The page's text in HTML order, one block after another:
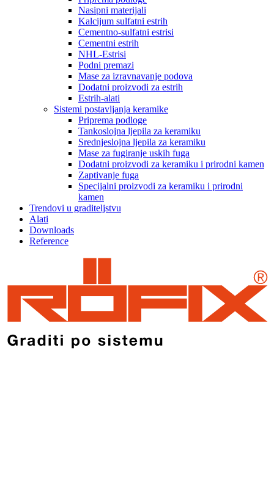
Nasipni materijali
Kalcijum sulfatni estrih
Cementno-sulfatni estrisi
Cementni estrih
NHL-Estrisi
Podni premazi
Mase za izravnavanje podova
Dodatni proizvodi za estrih
Estrih-alati
Sistemi postavljanja keramike
Priprema podloge
Tankoslojna ljepila za keramiku
Srednjeslojna ljepila za keramiku
Mase za fugiranje uskih fuga
Dodatni proizvodi za keramiku i prirodni kamen
Zaptivanje fuga
Specijalni proizvodi za keramiku i prirodni
kamen
Trendovi u graditeljstvu
Alati
Downloads
Reference